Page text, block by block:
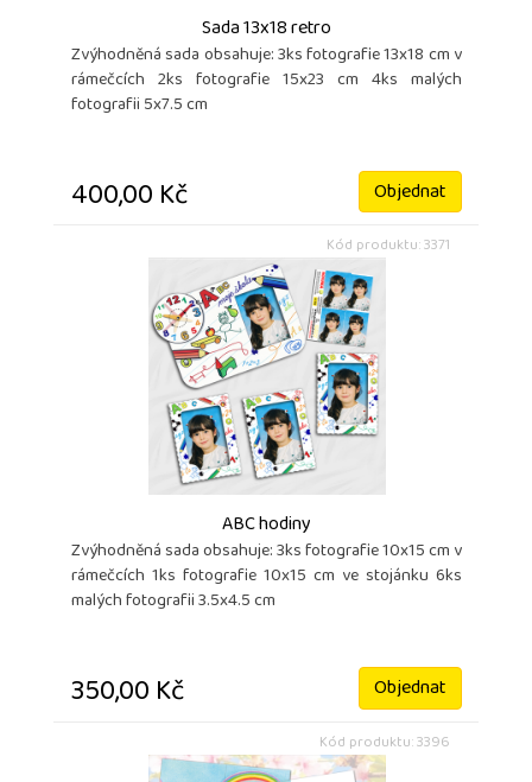
Sada 13x18 retro
Zvýhodněná sada obsahuje: 3ks fotografie 13x18 cm v
rámečcích 2ks fotografie 15x23 cm 4ks malých
fotografii 5x7.5 cm
400,00 Kč Objednat
Kód produktu: 3371
ABC hodiny
Zvýhodněná sada obsahuje: 3ks fotografie 10x15 cm v
rámečcích 1ks fotografie 10x15 cm ve stojánku 6ks
malých fotografii 3.5x4.5 cm
350,00 Kč Objednat
Kód produktu: 3396